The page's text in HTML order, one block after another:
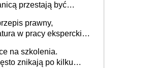
przestają być
prawny,
w pracy eksperckiej -
na szkolenia.
znikają po kilku